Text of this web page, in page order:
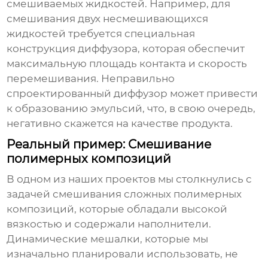
смешиваемых жидкостей. Например, для
смешивания двух несмешивающихся
жидкостей требуется специальная
конструкция диффузора, которая обеспечит
максимальную площадь контакта и скорость
перемешивания. Неправильно
спроектированный диффузор может привести
к образованию эмульсий, что, в свою очередь,
негативно скажется на качестве продукта.
Реальный пример: Смешивание
полимерных композиций
В одном из наших проектов мы столкнулись с
задачей смешивания сложных полимерных
композиций, которые обладали высокой
вязкостью и содержали наполнители.
Динамические мешалки, которые мы
изначально планировали использовать, не